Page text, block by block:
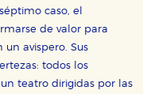
caso, el
de valor para
avispero. Sus
todos los
teatro dirigidas por las